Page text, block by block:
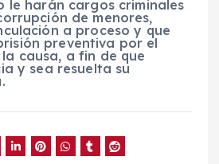
le harán cargos criminales
de menores,
a proceso y que
preventiva por el
causa, a fin de que
y sea resuelta su